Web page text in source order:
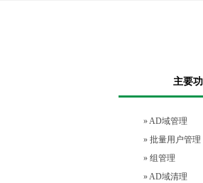
主要
»AD域管理
» 批量用户管理
» 组管理
»AD域清理